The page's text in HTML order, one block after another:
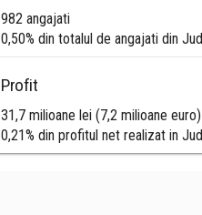
982 angajati
0,50% din totalul de angajati din
Profit
31,7 milioane lei (7,2 milioane euro)
0,21% din profitul net realizat in